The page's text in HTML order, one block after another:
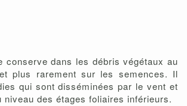
conserve dans les débris végétaux au
plus rarement sur les semences. Il
qui sont disséminées par le vent et
niveau des étages foliaires inférieurs.